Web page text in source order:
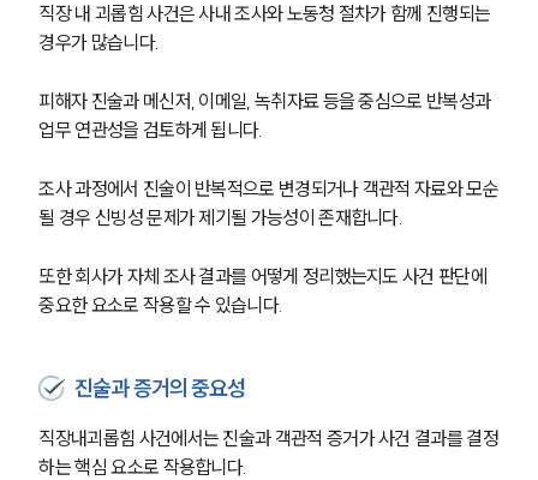
직장 내 괴롭힘 사건은 사내 조사와 노동청 절차가 함께 진행되는
경우가 많습니다.
피해자 진술과 메신저, 이메일, 녹취자료 등을 중심으로 반복성과
업무 연관성을 검토하게 됩니다.
조사 과정에서 진술이 반복적으로 변경되거나 객관적 자료와 모순
될 경우 신빙성 문제가 제기될 가능성이 존재합니다.
또한 회사가 자체 조사 결과를 어떻게 정리했는지도 사건 판단에
중요한 요소로 작용할 수 있습니다.
진술과 증거의 중요성
직장내괴롭힘 사건에서는 진술과 객관적 증거가 사건 결과를 결정
하는 핵심 요소로 작용합니다.